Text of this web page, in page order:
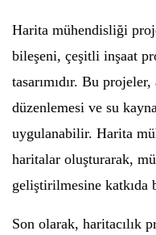
Harita mühendisliği
bileşeni, çeşitli inşaat
tasarımıdır. Bu
düzenlemesi ve su
uygulanabilir. Harita
haritalar oluşturarak,
geliştirilmesine katkıda
Son olarak, haritacılık